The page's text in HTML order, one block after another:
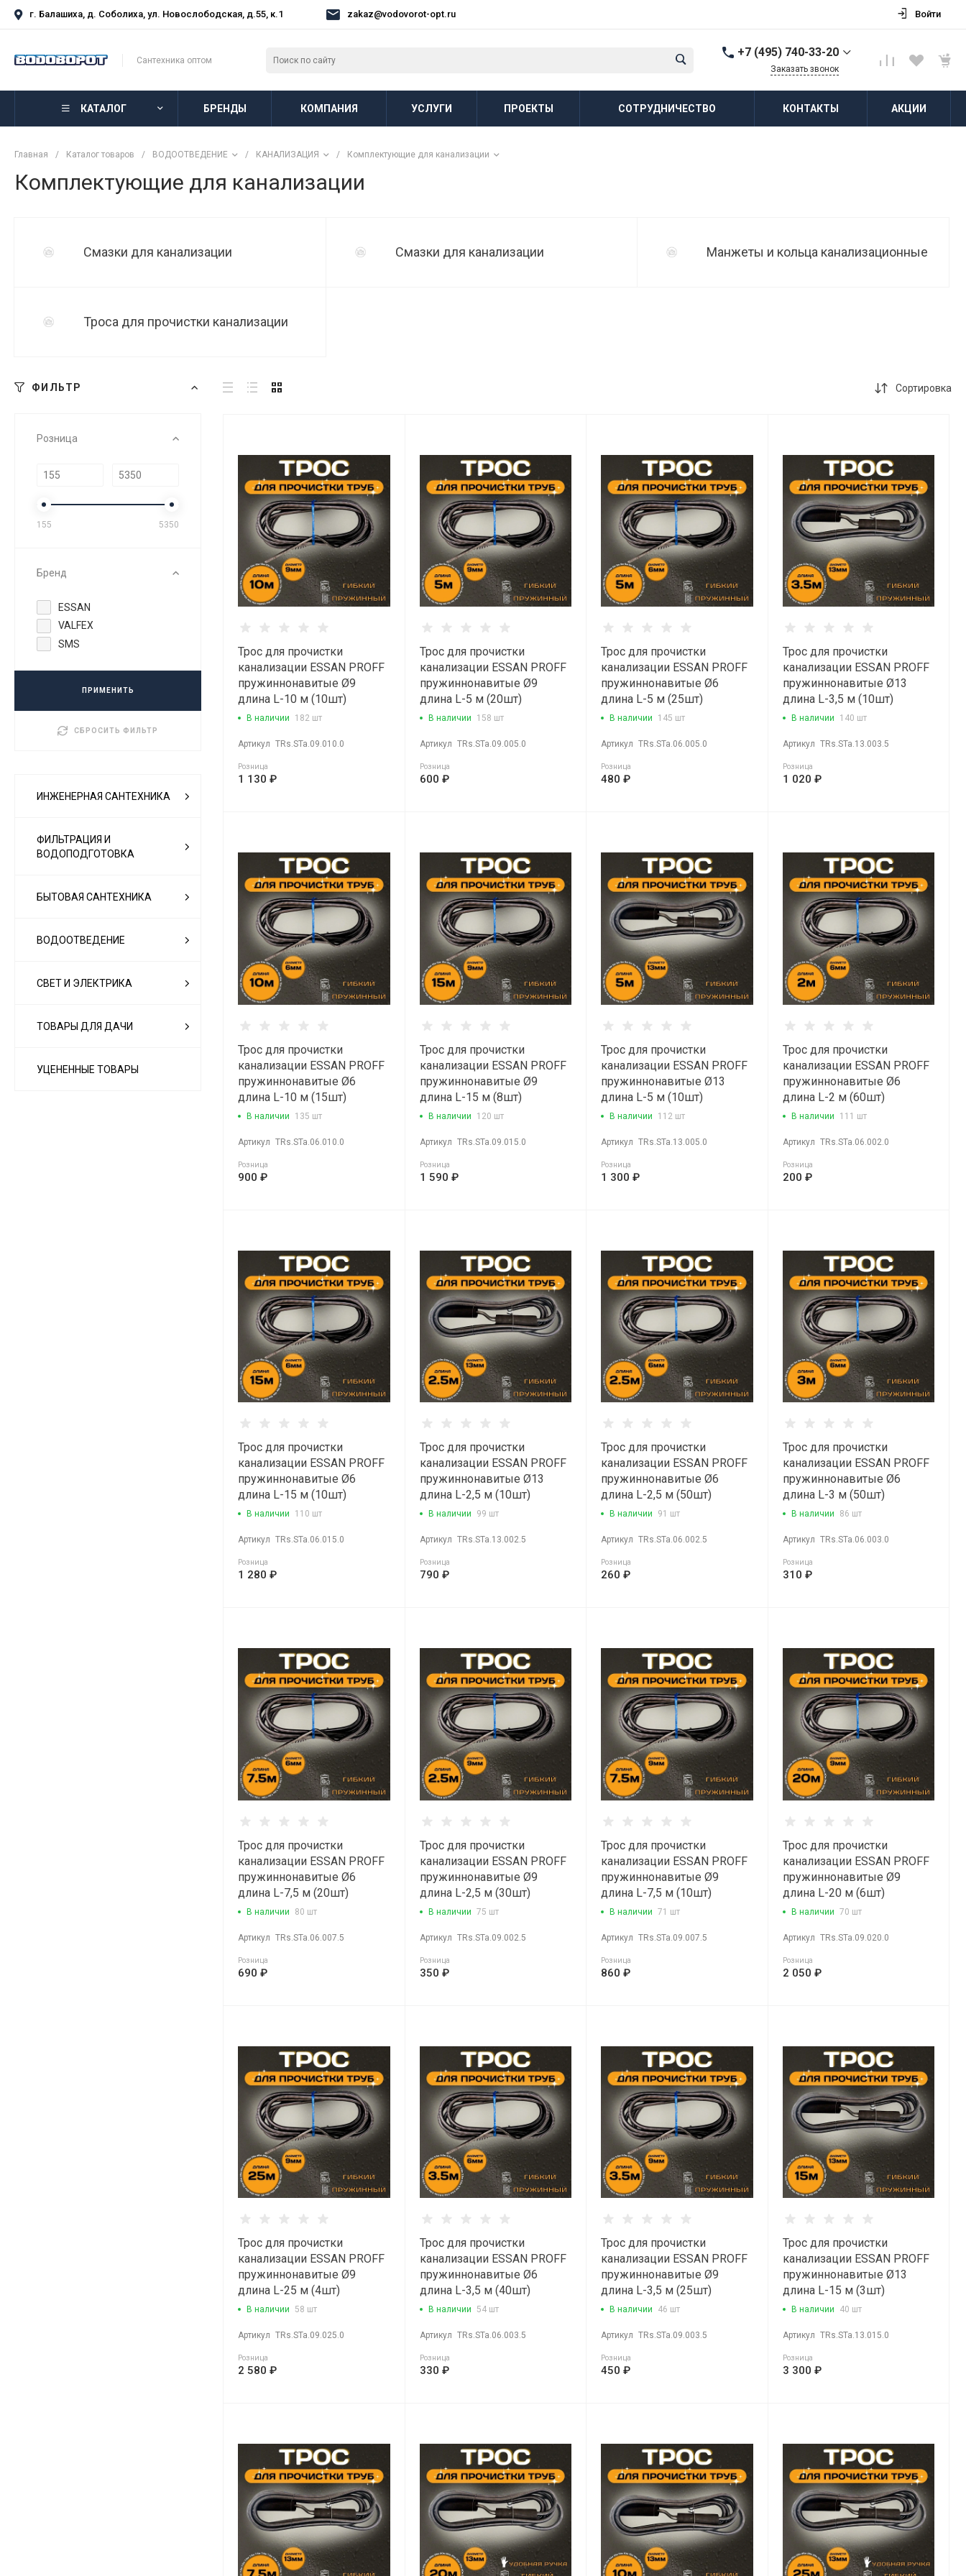
г. Балашиха, д. Соболиха, ул. Новослободская, д.55, к.1 zakaz@vodovorot-opt.ru Войти
Сантехника оптом
+7 (495) 740-33-20
г. Балашиха, д.
Заказать звонок
КАТАЛОГ БРЕНДЫ КОМПАНИЯ УСЛУГИ ПРОЕКТЫ СОТРУДНИЧЕСТВО КОНТАКТЫ АКЦИИ
Главная / Каталог товаров / ВОДООТВЕДЕНИЕ / КАНАЛИЗАЦИЯ / Комплектующие для канализации
Комплектующие для канализации
Смазки для канализации Смазки для канализации Манжеты и кольца канализационные
Троса для прочистки канализации
ФИЛЬТР
Розница
155 5350
Бренд
ESSAN
VALFEX
SMS
ПРИМЕНИТЬ
СБРОСИТЬ ФИЛЬТР
ИНЖЕНЕРНАЯ САНТЕХНИКА
ФИЛЬТРАЦИЯ И
ВОДОПОДГОТОВКА
БЫТОВАЯ САНТЕХНИКА
ВОДООТВЕДЕНИЕ
СВЕТ И ЭЛЕКТРИКА
ТОВАРЫ ДЛЯ ДАЧИ
УЦЕНЕННЫЕ ТОВАРЫ
Сортировка
Трос для прочистки
канализации ESSAN PROFF
пружиннонавитые Ø9
длина L-10 м (10шт)
В наличии 182 шт
Артикул TRs.STa.09.010.0
Розница
1 130 ₽
Трос для прочистки
канализации ESSAN PROFF
пружиннонавитые Ø9
длина L-5 м (20шт)
В наличии 158 шт
Артикул TRs.STa.09.005.0
Розница
600 ₽
Трос для прочистки
канализации ESSAN PROFF
пружиннонавитые Ø6
длина L-5 м (25шт)
В наличии 145 шт
Артикул TRs.STa.06.005.0
Розница
480 ₽
Трос для прочистки
канализации ESSAN PROFF
пружиннонавитые Ø13
длина L-3,5 м (10шт)
В наличии 140 шт
Артикул TRs.STa.13.003.5
Розница
1 020 ₽
Трос для прочистки
канализации ESSAN PROFF
пружиннонавитые Ø6
длина L-10 м (15шт)
В наличии 135 шт
Артикул TRs.STa.06.010.0
Розница
900 ₽
Трос для прочистки
канализации ESSAN PROFF
пружиннонавитые Ø9
длина L-15 м (8шт)
В наличии 120 шт
Артикул TRs.STa.09.015.0
Розница
1 590 ₽
Трос для прочистки
канализации ESSAN PROFF
пружиннонавитые Ø13
длина L-5 м (10шт)
В наличии 112 шт
Артикул TRs.STa.13.005.0
Розница
1 300 ₽
Трос для прочистки
канализации ESSAN PROFF
пружиннонавитые Ø6
длина L-2 м (60шт)
В наличии 111 шт
Артикул TRs.STa.06.002.0
Розница
200 ₽
Трос для прочистки
канализации ESSAN PROFF
пружиннонавитые Ø6
длина L-15 м (10шт)
В наличии 110 шт
Артикул TRs.STa.06.015.0
Розница
1 280 ₽
Трос для прочистки
канализации ESSAN PROFF
пружиннонавитые Ø13
длина L-2,5 м (10шт)
В наличии 99 шт
Артикул TRs.STa.13.002.5
Розница
790 ₽
Трос для прочистки
канализации ESSAN PROFF
пружиннонавитые Ø6
длина L-2,5 м (50шт)
В наличии 91 шт
Артикул TRs.STa.06.002.5
Розница
260 ₽
Трос для прочистки
канализации ESSAN PROFF
пружиннонавитые Ø6
длина L-3 м (50шт)
В наличии 86 шт
Артикул TRs.STa.06.003.0
Розница
310 ₽
Трос для прочистки
канализации ESSAN PROFF
пружиннонавитые Ø6
длина L-7,5 м (20шт)
В наличии 80 шт
Артикул TRs.STa.06.007.5
Розница
690 ₽
Трос для прочистки
канализации ESSAN PROFF
пружиннонавитые Ø9
длина L-2,5 м (30шт)
В наличии 75 шт
Артикул TRs.STa.09.002.5
Розница
350 ₽
Трос для прочистки
канализации ESSAN PROFF
пружиннонавитые Ø9
длина L-7,5 м (10шт)
В наличии 71 шт
Артикул TRs.STa.09.007.5
Розница
860 ₽
Трос для прочистки
канализации ESSAN PROFF
пружиннонавитые Ø9
длина L-20 м (6шт)
В наличии 70 шт
Артикул TRs.STa.09.020.0
Розница
2 050 ₽
Трос для прочистки
канализации ESSAN PROFF
пружиннонавитые Ø9
длина L-25 м (4шт)
В наличии 58 шт
Артикул TRs.STa.09.025.0
Розница
2 580 ₽
Трос для прочистки
канализации ESSAN PROFF
пружиннонавитые Ø6
длина L-3,5 м (40шт)
В наличии 54 шт
Артикул TRs.STa.06.003.5
Розница
330 ₽
Трос для прочистки
канализации ESSAN PROFF
пружиннонавитые Ø9
длина L-3,5 м (25шт)
В наличии 46 шт
Артикул TRs.STa.09.003.5
Розница
450 ₽
Трос для прочистки
канализации ESSAN PROFF
пружиннонавитые Ø13
длина L-15 м (3шт)
В наличии 40 шт
Артикул TRs.STa.13.015.0
Розница
3 300 ₽